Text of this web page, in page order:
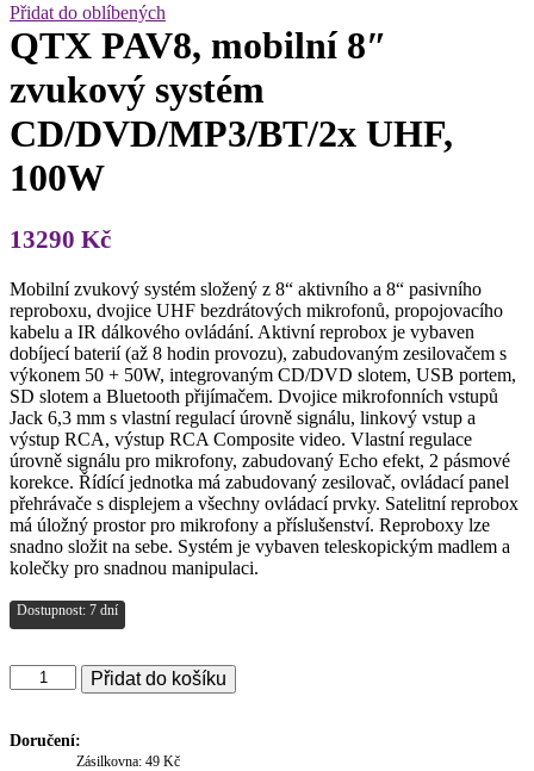
Přidat do oblíbených
QTX PAV8, mobilní 8″
zvukový systém
CD/DVD/MP3/BT/2x UHF,
100W
13290 Kč
Mobilní zvukový systém složený z 8“ aktivního a 8“ pasivního
reproboxu, dvojice UHF bezdrátových mikrofonů, propojovacího
kabelu a IR dálkového ovládání. Aktivní reprobox je vybaven
dobíjecí baterií (až 8 hodin provozu), zabudovaným zesilovačem s
výkonem 50 + 50W, integrovaným CD/DVD slotem, USB portem,
SD slotem a Bluetooth přijímačem. Dvojice mikrofonních vstupů
Jack 6,3 mm s vlastní regulací úrovně signálu, linkový vstup a
výstup RCA, výstup RCA Composite video. Vlastní regulace
úrovně signálu pro mikrofony, zabudovaný Echo efekt, 2 pásmové
korekce. Řídící jednotka má zabudovaný zesilovač, ovládací panel
přehrávače s displejem a všechny ovládací prvky. Satelitní reprobox
má úložný prostor pro mikrofony a příslušenství. Reproboxy lze
snadno složit na sebe. Systém je vybaven teleskopickým madlem a
kolečky pro snadnou manipulaci.
Dostupnost: 7 dní
QTX
PAV8,
8"
Přidat do košíku
Doručení:
Zásilkovna: 49 Kč